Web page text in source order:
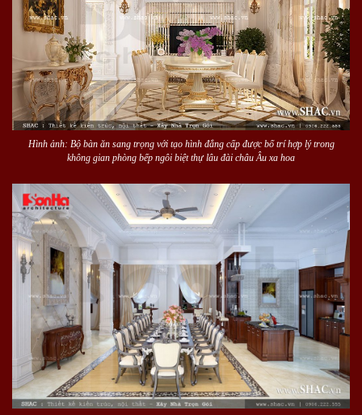
Hình ảnh: Bộ bàn ăn sang trọng với tạo hình đẳng cấp được bố trí hợp lý trong
không gian phòng bếp ngôi biệt thự lâu đài châu Âu xa hoa